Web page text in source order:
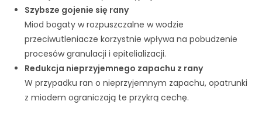
Szybsze gojenie się rany
Miod bogaty w rozpuszczalne w wodzie
przeciwutleniacze korzystnie wpływa na pobudzenie
procesów granulacji i epitelializacji.
Redukcja nieprzyjemnego zapachu z rany
W przypadku ran o nieprzyjemnym zapachu, opatrunki
z miodem ograniczają te przykrą cechę.